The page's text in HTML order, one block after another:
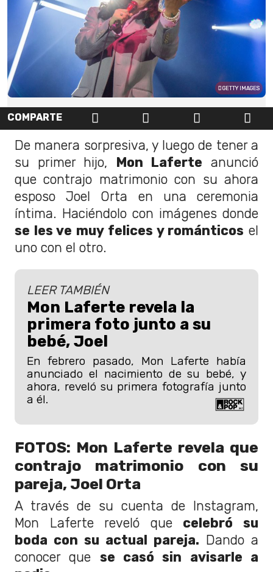
GETTY IMAGES
COMPARTE
De manera sorpresiva, y luego de tener a
su primer hijo, Mon Laferte anunció
que contrajo matrimonio con su ahora
esposo Joel Orta en una ceremonia
íntima. Haciéndolo con imágenes donde
se les ve muy felices y románticos el
uno con el otro.
LEER TAMBIÉN
Mon Laferte revela la
primera foto junto a su
bebé, Joel
En febrero pasado, Mon Laferte había
anunciado el nacimiento de su bebé, y
ahora, reveló su primera fotografía junto
a él.
FOTOS: Mon Laferte revela que
contrajo matrimonio con su
pareja, Joel Orta
A través de su cuenta de Instagram,
Mon Laferte reveló que celebró su
boda con su actual pareja. Dando a
conocer que se casó sin avisarle a